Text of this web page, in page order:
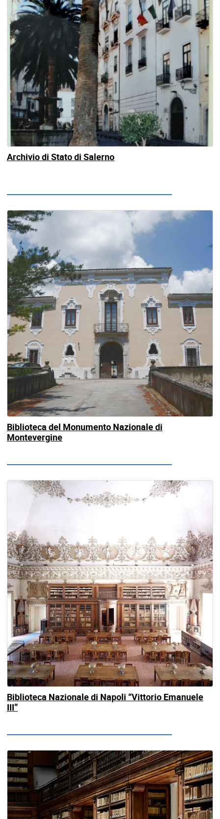
Archivio di Stato di Salerno
Biblioteca del Monumento Nazionale di
Montevergine
Biblioteca Nazionale di Napoli “Vittorio Emanuele
III”